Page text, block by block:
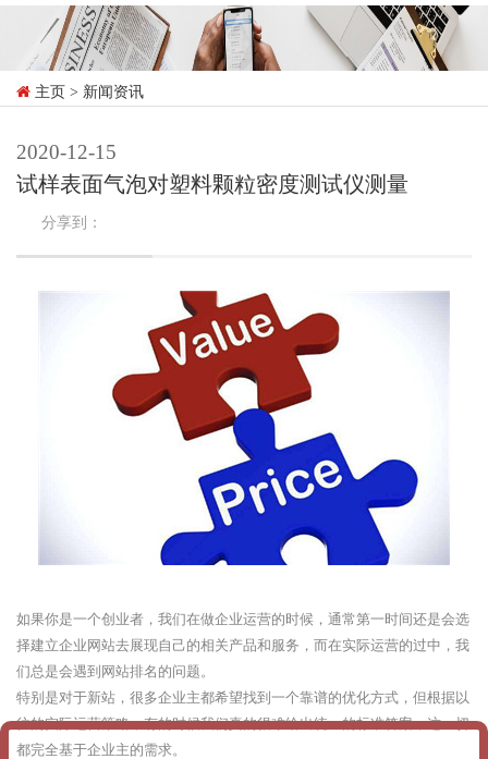
主页 > 新闻资讯
2020-12-15
试样表面气泡对塑料颗粒密度测试仪测量
分享到：
如果你是一个创业者，我们在做企业运营的时候，通常第一时间还是会选
择建立企业网站去展现自己的相关产品和服务，而在实际运营的过中，我
们总是会遇到网站排名的问题。
特别是对于新站，很多企业主都希望找到一个靠谱的优化方式，但根据以
往的实际运营策略，有的时候我们真的很难给出统一的标准答案，这一切
都完全基于企业主的需求。